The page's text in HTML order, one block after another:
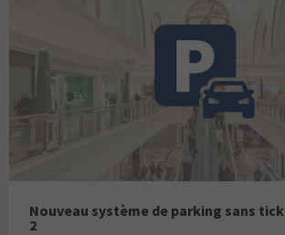
Nouveau système de parking sans
2